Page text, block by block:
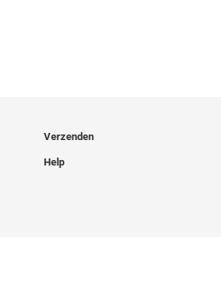
Verzenden
Help